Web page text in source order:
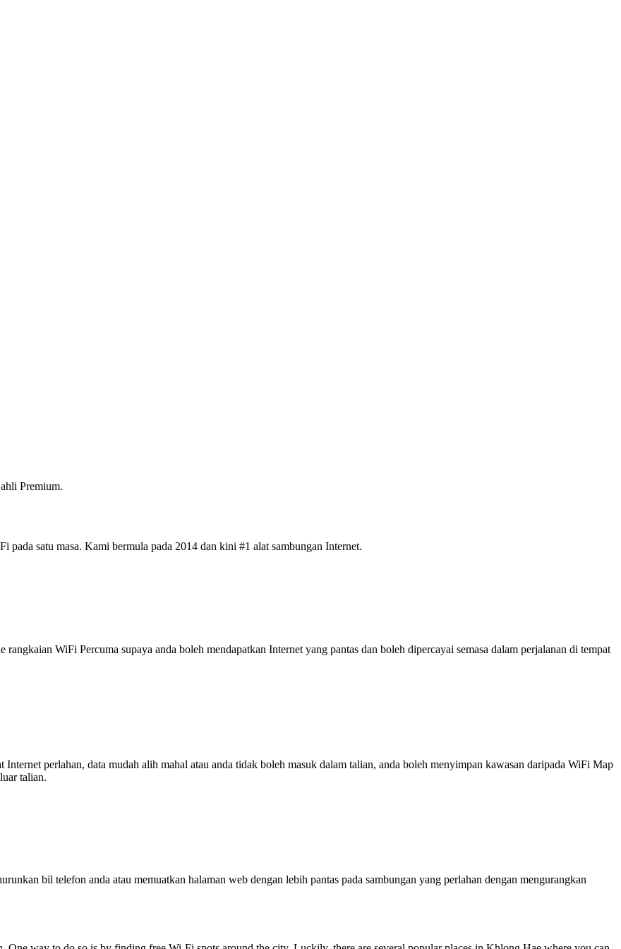
Premium.
satu masa. Kami bermula pada 2014 dan kini #1 alat sambungan Internet.
WiFi Percuma supaya anda boleh mendapatkan Internet yang pantas dan boleh dipercayai semasa dalam perjalanan di tempat
perlahan, data mudah alih mahal atau anda tidak boleh masuk dalam talian, anda boleh menyimpan kawasan daripada WiFi Map
talian.
bil telefon anda atau memuatkan halaman web dengan lebih pantas pada sambungan yang perlahan dengan mengurangkan